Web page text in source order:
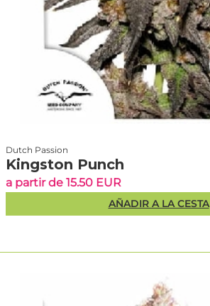
Dutch Passion
Kingston Punch
a partir de 15.50 EUR
AÑADIR A LA CESTA